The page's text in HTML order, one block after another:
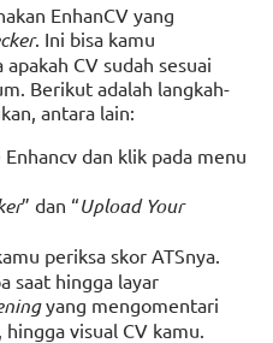
EnhanCV yang
. Ini bisa kamu
CV sudah sesuai
Berikut adalah langkah-
antara lain:
dan klik pada menu
” dan “Upload Your
periksa skor ATSnya.
saat hingga layar
yang mengomentari
visual CV kamu.